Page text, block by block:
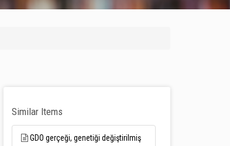
Similar Items
GDO gerçeği, genetiği değiştirilmiş